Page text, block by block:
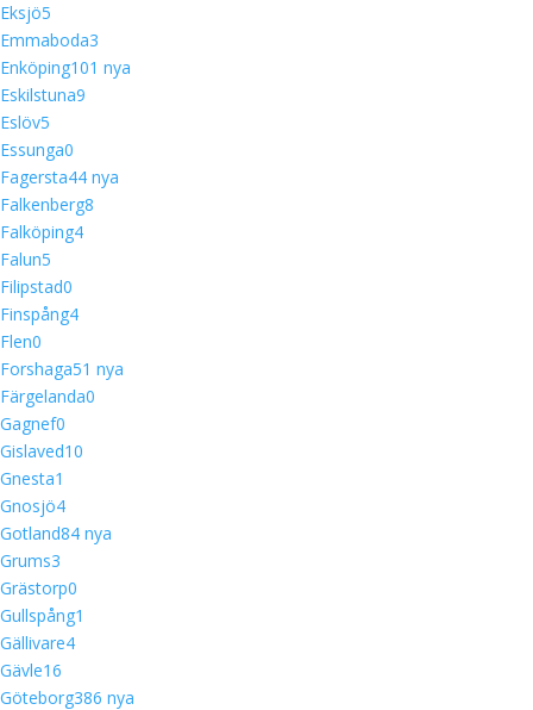
Eksjö5
Emmaboda3
Enköping101 nya
Eskilstuna9
Eslöv5
Essunga0
Fagersta44 nya
Falkenberg8
Falköping4
Falun5
Filipstad0
Finspång4
Flen0
Forshaga51 nya
Färgelanda0
Gagnef0
Gislaved10
Gnesta1
Gnosjö4
Gotland84 nya
Grums3
Grästorp0
Gullspång1
Gällivare4
Gävle16
Göteborg386 nya